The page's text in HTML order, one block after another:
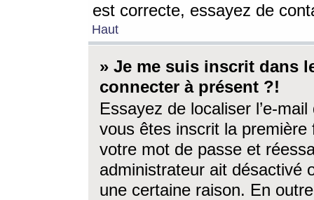
est correcte, essayez de
Haut
» Je me suis inscrit dans
connecter à présent ?!
Essayez de localiser l’e-
vous êtes inscrit la première
votre mot de passe et
administrateur ait désactivé
une certaine raison. En